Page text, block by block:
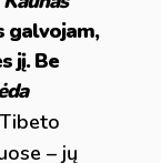
galvojam,
jį. Be
– jų